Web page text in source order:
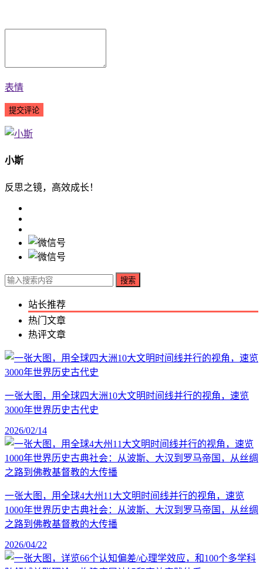
表情
小斯
反思之镜，高效成长！
搜索
站长推荐
热门文章
热评文章
一张大图，用全球四大洲10大文明时间线并行的视角，速览
3000年世界历史古代史
2026/02/14
一张大图，用全球4大州11大文明时间线并行的视角，速览
1000年世界历史古典社会：从波斯、大汉到罗马帝国，从丝绸
之路到佛教基督教的大传播
2026/04/22